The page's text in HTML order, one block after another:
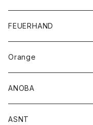
FEUERHAND
Orange
ANOBA
ASNT